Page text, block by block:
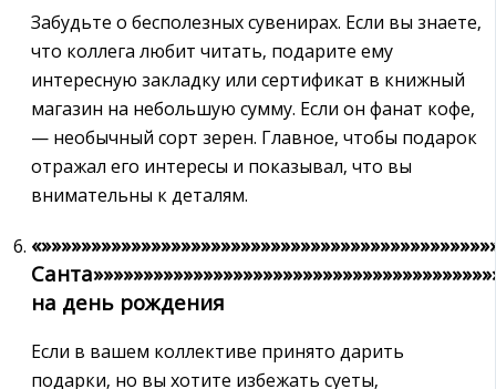
Забудьте о бесполезных сувенирах. Если вы знаете‚
что коллега любит читать‚ подарите ему
интересную закладку или сертификат в книжный
магазин на небольшую сумму. Если он фанат кофе‚
— необычный сорт зерен. Главное‚ чтобы подарок
отражал его интересы и показывал‚ что вы
внимательны к деталям.
на день рождения
Если в вашем коллективе принято дарить
подарки‚ но вы хотите избежать суеты‚